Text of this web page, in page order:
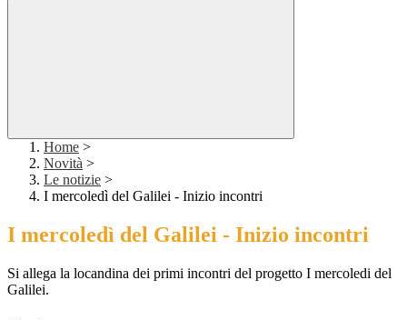
Home >
Novità >
Le notizie >
I mercoledì del Galilei - Inizio incontri
I mercoledì del Galilei - Inizio incontri
Si allega la locandina dei primi incontri del progetto I mercoledi del
Galilei.